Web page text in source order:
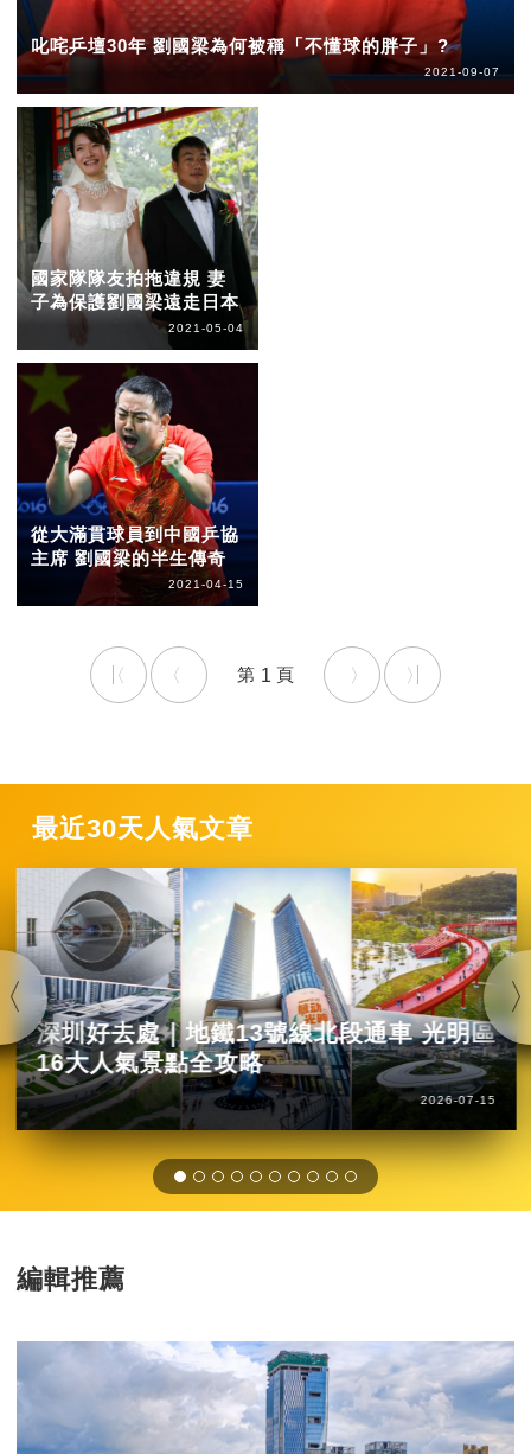
叱咤乒壇30年 劉國梁為何被稱「不懂球的胖子」?
2021-09-07
國家隊隊友拍拖違規 妻
子為保護劉國梁遠走日本
2021-05-04
從大滿貫球員到中國乒協
主席 劉國梁的半生傳奇
2021-04-15
1
最近30天人氣文章
深圳好去處｜地鐵13號線北段通車 光明區
16大人氣景點全攻略
2026-07-15
編輯推薦